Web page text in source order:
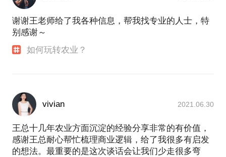
谢谢王老师给了我各种信息，帮我找专业的人士，特
别感谢～
如何玩转农业？
vivian 2021.06.30
王总十几年农业方面沉淀的经验分享非常的有价值，
感谢王总耐心帮忙梳理商业逻辑，给了我很多有启发
的想法。最重要的是这次谈话会让我们少走很多弯